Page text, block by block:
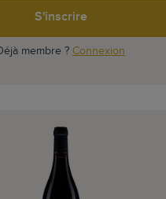
S'inscrire
membre ? Connexion